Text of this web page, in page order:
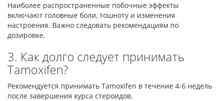
Наиболее распространенные побочные эффекты
включают головные боли, тошноту и изменения
настроения. Важно следовать рекомендациям по
дозировке.
3. Как долго следует принимать
Tamoxifen?
Рекомендуется принимать Tamoxifen в течение 4-6 недель
после завершения курса стероидов.